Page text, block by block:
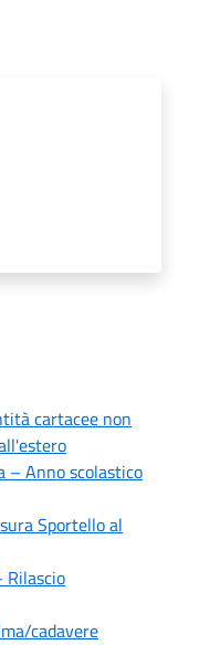
cartacee non
– Anno scolastico
Sportello al
Rilascio
cadavere